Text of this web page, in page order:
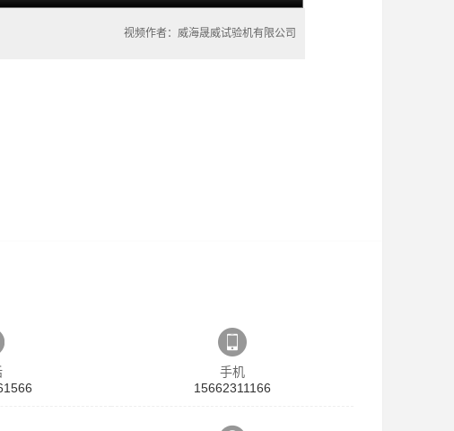
视频作者：威海晟威试验机有限公司
手机
15662311166